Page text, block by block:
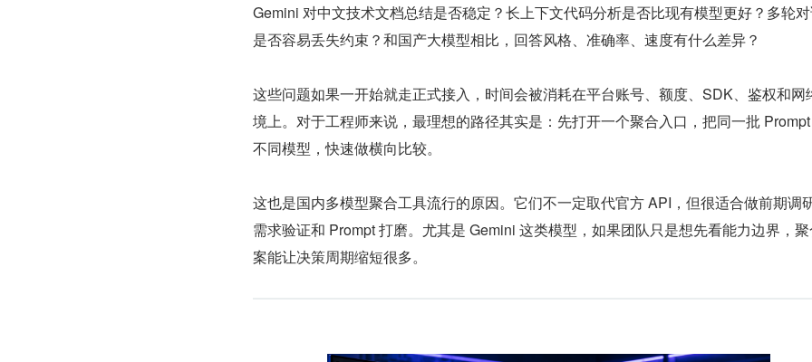
Gemini 对中文技术文档总结是否稳定？长上下文代码分析是否比现有模型更好？多轮
是否容易丢失约束？和国产大模型相比，回答风格、准确率、速度有什么差异？
这些问题如果一开始就走正式接入，时间会被消耗在平台账号、额度、SDK、鉴权和网
境上。对于工程师来说，最理想的路径其实是：先打开一个聚合入口，把同一批
不同模型，快速做横向比较。
这也是国内多模型聚合工具流行的原因。它们不一定取代官方 API，但很适合做前期调
需求验证和 Prompt 打磨。尤其是 Gemini 这类模型，如果团队只是想先看能力边界，
案能让决策周期缩短很多。